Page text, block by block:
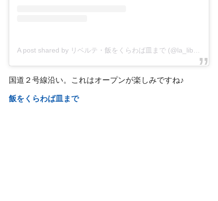
国道２号線沿い。これはオープンが楽しみですね♪
飯をくらわば皿まで